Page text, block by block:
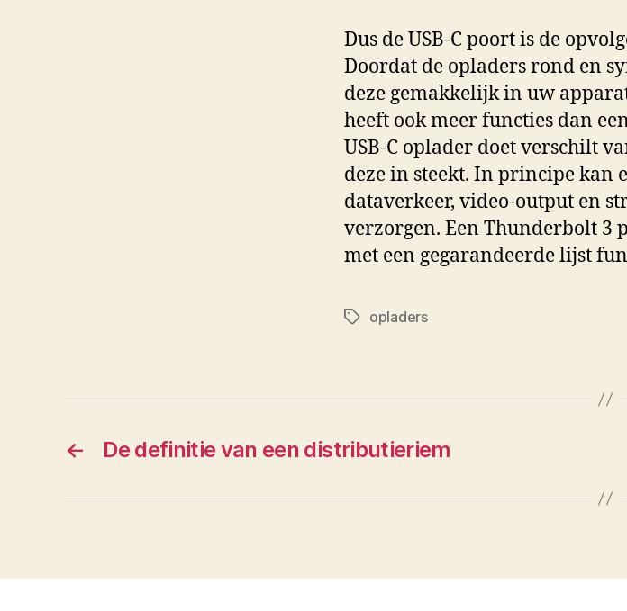
Dus de USB-C poort is de
Doordat de opladers rond en
deze gemakkelijk in uw
heeft ook meer functies dan
USB-C oplader doet verschilt
deze in steekt. In principe kan
dataverkeer, video-output en
verzorgen. Een Thunderbolt 3
met een gegarandeerde lijst
Tagsopladers
← De definitie van een distributieriem